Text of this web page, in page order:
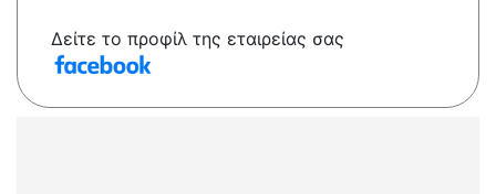
Δείτε το προφίλ της εταιρείας σας